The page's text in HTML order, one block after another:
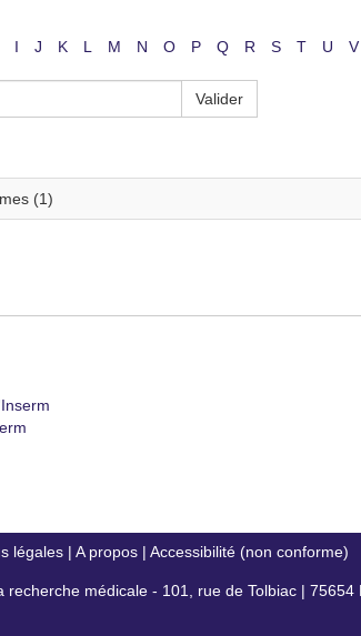
I J K L M N O P Q R S T U V
Valider
(1)
légales| A propos| Accessibilité (non conforme)
recherche médicale - 101, rue de Tolbiac | 75654